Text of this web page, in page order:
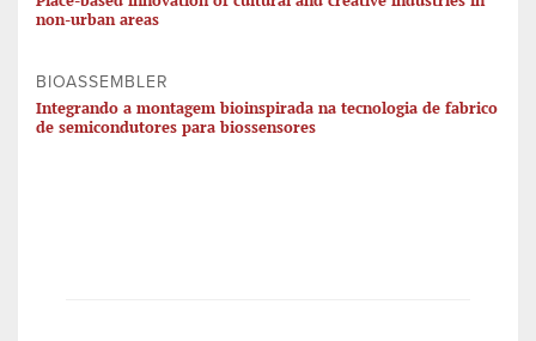
non-urban areas
BIOASSEMBLER
Integrando a montagem bioinspirada na tecnologia de fabrico
de semicondutores para biossensores